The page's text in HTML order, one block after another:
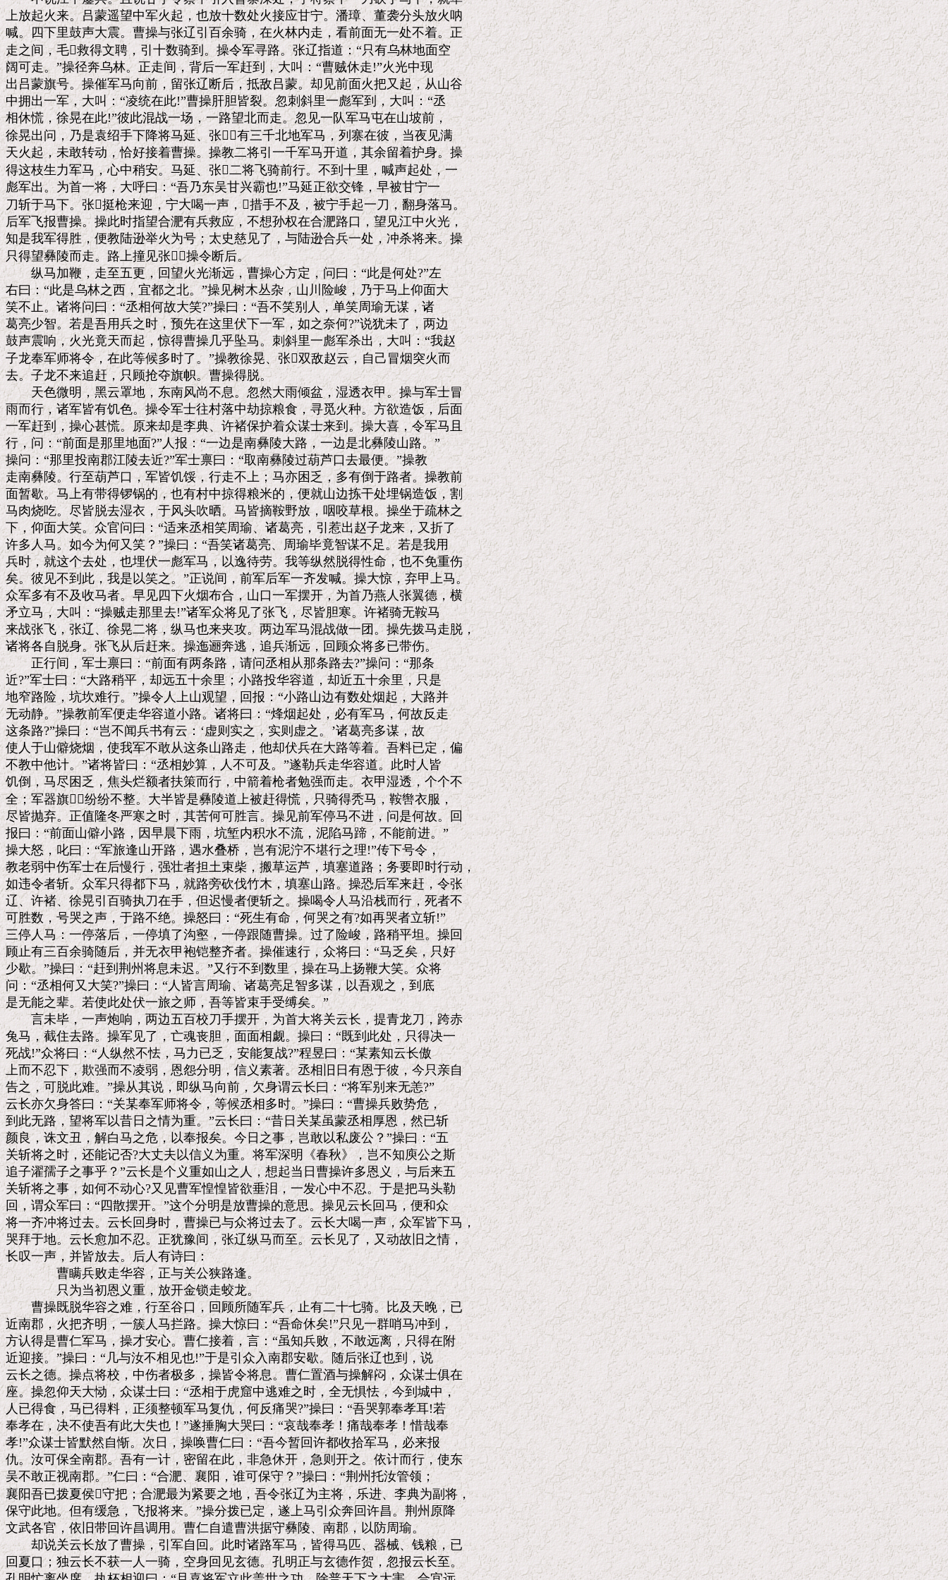
上放起火来。吕蒙遥望中军火起，也放十数处火接应甘宁。潘璋、董袭分头放火呐
喊。四下里鼓声大震。曹操与张辽引百余骑，在火林内走，看前面无一处不着。正
走之间，毛救得文聘，引十数骑到。操令军寻路。张辽指道：“只有乌林地面空
阔可走。”操径奔乌林。正走间，背后一军赶到，大叫：“曹贼休走!”火光中现
出吕蒙旗号。操催军马向前，留张辽断后，抵敌吕蒙。却见前面火把又起，从山谷
中拥出一军，大叫：“凌统在此!”曹操肝胆皆裂。忽刺斜里一彪军到，大叫：“丞
相休慌，徐晃在此!”彼此混战一场，一路望北而走。忽见一队军马屯在山坡前，
徐晃出问，乃是袁绍手下降将马延、张，有三千北地军马，列寨在彼，当夜见满
天火起，未敢转动，恰好接着曹操。操教二将引一千军马开道，其余留着护身。操
得这枝生力军马，心中稍安。马延、张二将飞骑前行。不到十里，喊声起处，一
彪军出。为首一将，大呼曰：“吾乃东吴甘兴霸也!”马延正欲交锋，早被甘宁一
刀斩于马下。张挺枪来迎，宁大喝一声，措手不及，被宁手起一刀，翻身落马。
后军飞报曹操。操此时指望合淝有兵救应，不想孙权在合淝路口，望见江中火光，
知是我军得胜，便教陆逊举火为号；太史慈见了，与陆逊合兵一处，冲杀将来。操
只得望彝陵而走。路上撞见张，操令断后。
纵马加鞭，走至五更，回望火光渐远，曹操心方定，问曰：“此是何处?”左
右曰：“此是乌林之西，宜都之北。”操见树木丛杂，山川险峻，乃于马上仰面大
笑不止。诸将问曰：“丞相何故大笑?”操曰：“吾不笑别人，单笑周瑜无谋，诸
葛亮少智。若是吾用兵之时，预先在这里伏下一军，如之奈何?”说犹未了，两边
鼓声震响，火光竟天而起，惊得曹操几乎坠马。刺斜里一彪军杀出，大叫：“我赵
子龙奉军师将令，在此等候多时了。”操教徐晃、张双敌赵云，自己冒烟突火而
去。子龙不来追赶，只顾抢夺旗帜。曹操得脱。
天色微明，黑云罩地，东南风尚不息。忽然大雨倾盆，湿透衣甲。操与军士冒
雨而行，诸军皆有饥色。操令军士往村落中劫掠粮食，寻觅火种。方欲造饭，后面
一军赶到，操心甚慌。原来却是李典、许褚保护着众谋士来到。操大喜，令军马且
行，问：“前面是那里地面?”人报：“一边是南彝陵大路，一边是北彝陵山路。”
操问：“那里投南郡江陵去近?”军士禀曰：“取南彝陵过葫芦口去最便。”操教
走南彝陵。行至葫芦口，军皆饥馁，行走不上；马亦困乏，多有倒于路者。操教前
面暂歇。马上有带得锣锅的，也有村中掠得粮米的，便就山边拣干处埋锅造饭，割
马肉烧吃。尽皆脱去湿衣，于风头吹晒。马皆摘鞍野放，咽咬草根。操坐于疏林之
下，仰面大笑。众官问曰：“适来丞相笑周瑜、诸葛亮，引惹出赵子龙来，又折了
许多人马。如今为何又笑？”操曰：“吾笑诸葛亮、周瑜毕竟智谋不足。若是我用
兵时，就这个去处，也埋伏一彪军马，以逸待劳。我等纵然脱得性命，也不免重伤
矣。彼见不到此，我是以笑之。”正说间，前军后军一齐发喊。操大惊，弃甲上马。
众军多有不及收马者。早见四下火烟布合，山口一军摆开，为首乃燕人张翼德，横
矛立马，大叫：“操贼走那里去!”诸军众将见了张飞，尽皆胆寒。许褚骑无鞍马
来战张飞，张辽、徐晃二将，纵马也来夹攻。两边军马混战做一团。操先拨马走脱，
诸将各自脱身。张飞从后赶来。操迤逦奔逃，追兵渐远，回顾众将多已带伤。
正行间，军士禀曰：“前面有两条路，请问丞相从那条路去?”操问：“那条
近?”军士曰：“大路稍平，却远五十余里；小路投华容道，却近五十余里，只是
地窄路险，坑坎难行。”操令人上山观望，回报：“小路山边有数处烟起，大路并
无动静。”操教前军便走华容道小路。诸将曰：“烽烟起处，必有军马，何故反走
这条路?”操曰：“岂不闻兵书有云：‘虚则实之，实则虚之。’诸葛亮多谋，故
使人于山僻烧烟，使我军不敢从这条山路走，他却伏兵在大路等着。吾料已定，偏
不教中他计。”诸将皆曰：“丞相妙算，人不可及。”遂勒兵走华容道。此时人皆
饥倒，马尽困乏，焦头烂额者扶策而行，中箭着枪者勉强而走。衣甲湿透，个个不
全；军器旗，纷纷不整。大半皆是彝陵道上被赶得慌，只骑得秃马，鞍辔衣服，
尽皆抛弃。正值隆冬严寒之时，其苦何可胜言。操见前军停马不进，问是何故。回
报曰：“前面山僻小路，因早晨下雨，坑堑内积水不流，泥陷马蹄，不能前进。”
操大怒，叱曰：“军旅逢山开路，遇水叠桥，岂有泥泞不堪行之理!”传下号令，
教老弱中伤军士在后慢行，强壮者担土束柴，搬草运芦，填塞道路；务要即时行动，
如违令者斩。众军只得都下马，就路旁砍伐竹木，填塞山路。操恐后军来赶，令张
辽、许褚、徐晃引百骑执刀在手，但迟慢者便斩之。操喝令人马沿栈而行，死者不
可胜数，号哭之声，于路不绝。操怒曰：“死生有命，何哭之有?如再哭者立斩!”
三停人马：一停落后，一停填了沟壑，一停跟随曹操。过了险峻，路稍平坦。操回
顾止有三百余骑随后，并无衣甲袍铠整齐者。操催速行，众将曰：“马乏矣，只好
少歇。”操曰：“赶到荆州将息未迟。”又行不到数里，操在马上扬鞭大笑。众将
问：“丞相何又大笑?”操曰：“人皆言周瑜、诸葛亮足智多谋，以吾观之，到底
是无能之辈。若使此处伏一旅之师，吾等皆束手受缚矣。”
言未毕，一声炮响，两边五百校刀手摆开，为首大将关云长，提青龙刀，跨赤
兔马，截住去路。操军见了，亡魂丧胆，面面相觑。操曰：“既到此处，只得决一
死战!”众将曰：“人纵然不怯，马力已乏，安能复战?”程昱曰：“某素知云长傲
上而不忍下，欺强而不凌弱，恩怨分明，信义素著。丞相旧日有恩于彼，今只亲自
告之，可脱此难。”操从其说，即纵马向前，欠身谓云长曰：“将军别来无恙?”
云长亦欠身答曰：“关某奉军师将令，等候丞相多时。”操曰：“曹操兵败势危，
到此无路，望将军以昔日之情为重。”云长曰：“昔日关某虽蒙丞相厚恩，然已斩
颜良，诛文丑，解白马之危，以奉报矣。今日之事，岂敢以私废公？”操曰：“五
关斩将之时，还能记否?大丈夫以信义为重。将军深明《春秋》，岂不知庾公之斯
追子濯孺子之事乎？”云长是个义重如山之人，想起当日曹操许多恩义，与后来五
关斩将之事，如何不动心?又见曹军惶惶皆欲垂泪，一发心中不忍。于是把马头勒
回，谓众军曰：“四散摆开。”这个分明是放曹操的意思。操见云长回马，便和众
将一齐冲将过去。云长回身时，曹操已与众将过去了。云长大喝一声，众军皆下马，
哭拜于地。云长愈加不忍。正犹豫间，张辽纵马而至。云长见了，又动故旧之情，
长叹一声，并皆放去。后人有诗曰：
曹瞒兵败走华容，正与关公狭路逢。
只为当初恩义重，放开金锁走蛟龙。
曹操既脱华容之难，行至谷口，回顾所随军兵，止有二十七骑。比及天晚，已
近南郡，火把齐明，一簇人马拦路。操大惊曰：“吾命休矣!”只见一群哨马冲到，
方认得是曹仁军马，操才安心。曹仁接着，言：“虽知兵败，不敢远离，只得在附
近迎接。”操曰：“几与汝不相见也!”于是引众入南郡安歇。随后张辽也到，说
云长之德。操点将校，中伤者极多，操皆令将息。曹仁置酒与操解闷，众谋士俱在
座。操忽仰天大恸，众谋士曰：“丞相于虎窟中逃难之时，全无惧怯，今到城中，
人已得食，马已得料，正须整顿军马复仇，何反痛哭?”操曰：“吾哭郭奉孝耳!若
奉孝在，决不使吾有此大失也！”遂捶胸大哭曰：“哀哉奉孝！痛哉奉孝！惜哉奉
孝!”众谋士皆默然自惭。次日，操唤曹仁曰：“吾今暂回许都收拾军马，必来报
仇。汝可保全南郡。吾有一计，密留在此，非急休开，急则开之。依计而行，使东
吴不敢正视南郡。”仁曰：“合淝、襄阳，谁可保守？”操曰：“荆州托汝管领；
襄阳吾已拨夏侯守把；合淝最为紧要之地，吾令张辽为主将，乐进、李典为副将，
保守此地。但有缓急，飞报将来。”操分拨已定，遂上马引众奔回许昌。荆州原降
文武各官，依旧带回许昌调用。曹仁自遣曹洪据守彝陵、南郡，以防周瑜。
却说关云长放了曹操，引军自回。此时诸路军马，皆得马匹、器械、钱粮，已
回夏口；独云长不获一人一骑，空身回见玄德。孔明正与玄德作贺，忽报云长至。